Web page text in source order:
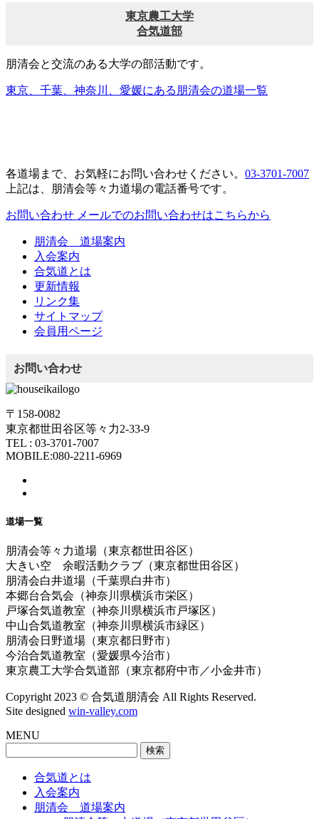
東京農工大学
合気道部
朋清会と交流のある大学の部活動です。
東京、千葉、神奈川、愛媛にある朋清会の道場一覧
各道場まで、お気軽にお問い合わせください。 03-3701-7007
上記は、朋清会等々力道場の電話番号です。
お問い合わせ メールでのお問い合わせはこちらから
朋清会 道場案内
入会案内
合気道とは
更新情報
リンク集
サイトマップ
会員用ページ
お問い合わせ
〒158-0082
東京都世田谷区等々力2-33-9
TEL : 03-3701-7007
MOBILE:080-2211-6969
道場一覧
朋清会等々力道場（東京都世田谷区）
大きい空 余暇活動クラブ（東京都世田谷区）
朋清会白井道場（千葉県白井市）
本郷台合気会（神奈川県横浜市栄区）
戸塚合気道教室（神奈川県横浜市戸塚区）
中山合気道教室（神奈川県横浜市緑区）
朋清会日野道場（東京都日野市）
今治合気道教室（愛媛県今治市）
東京農工大学合気道部（東京都府中市／小金井市）
Copyright 2023 © 合気道朋清会 All Rights Reserved.
Site designed win-valley.com
MENU
合気道とは
入会案内
朋清会 道場案内